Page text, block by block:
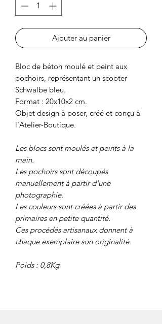
Ajouter au panier
Bloc de béton moulé et peint aux
pochoirs, représentant un scooter
Schwalbe bleu.
Format : 20x10x2 cm.
Objet design à poser, créé et conçu à
l'Atelier-Boutique.
Les blocs sont moulés et peints à la
main.
Les pochoirs sont découpés
manuellement à partir d'une
photographie.
Les couleurs sont créées à partir des
primaires en petite quantité.
Ces procédés artisanaux donnent à
chaque exemplaire son originalité.
Poids : 0,8Kg